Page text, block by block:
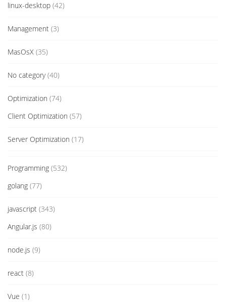
linux-desktop (42)
Management (3)
MasOsX (35)
No category(40)
Optimization (74)
Client Optimization (57)
Server Optimization (17)
Programming (532)
golang (77)
javascript (343)
Angular.js (80)
node.js (9)
react (8)
Vue (1)